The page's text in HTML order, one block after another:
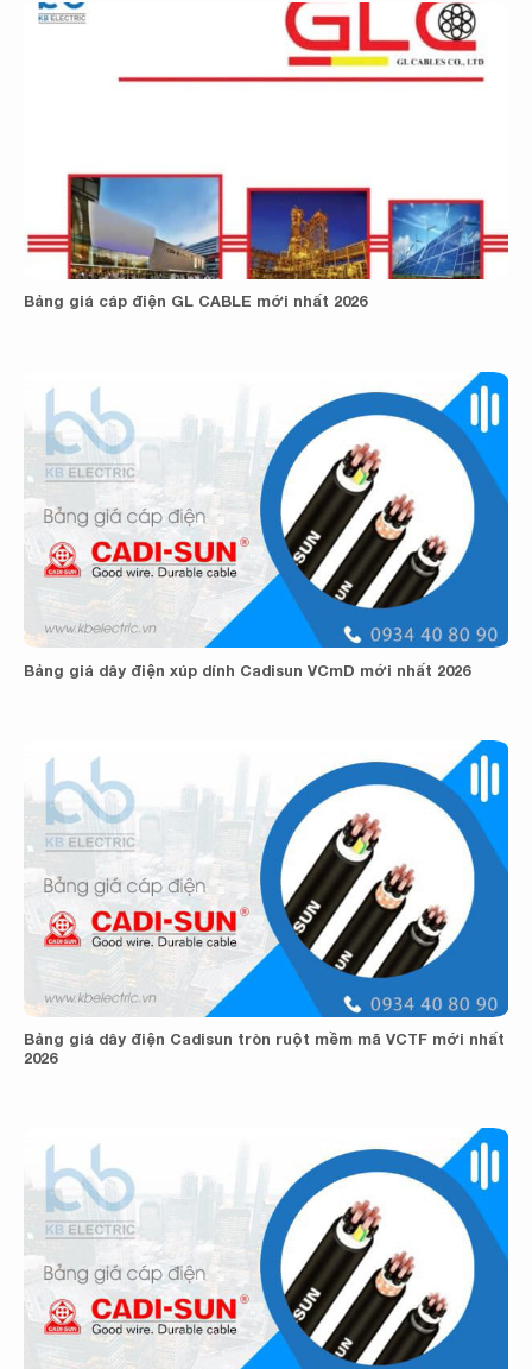
Bảng giá cáp điện GL CABLE mới nhất 2026
Bảng giá dây điện xúp dính Cadisun VCmD mới nhất 2026
Bảng giá dây điện Cadisun tròn ruột mềm mã VCTF mới nhất
2026